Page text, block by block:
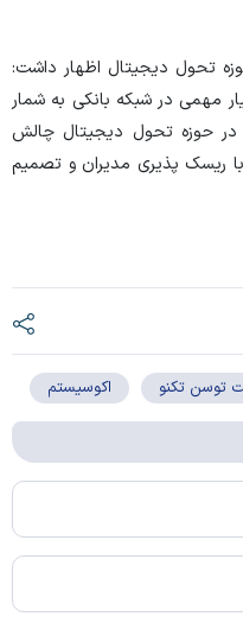
تحول دیجیتال اظهار داشت:
مهمی در شبکه بانکی به شمار
در حوزه تحول دیجیتال چالش
ریسک پذیری مدیران و تصمیم
توسن تکنو اکوسیستم